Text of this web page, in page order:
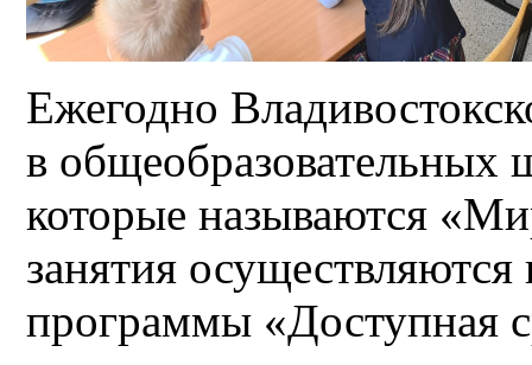
Ежегодно
в общеобразовательных
которые называются
занятия
программы «Доступная